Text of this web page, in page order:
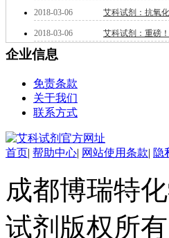
铜
烷
温
钨
芴
烯
锡
锌
盐
吲哚
油
锗
2018-03-06 艾科试剂：抗氧
2018-03-06 艾科试剂：重磅
企业信息
免责条款
关于我们
联系方式
首页| 帮助中心| 网站使用条款| 隐
成都博瑞特
试剂版权所有